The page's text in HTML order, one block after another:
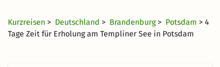
Kurzreisen > Deutschland > Brandenburg > Potsdam > 4
Tage Zeit für Erholung am Templiner See in Potsdam